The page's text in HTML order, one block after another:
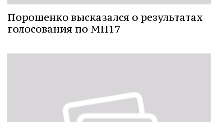
Порошенко высказался о результатах
голосования по МН17